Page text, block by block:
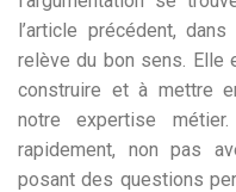
l’article précédent,
relève du bon sens. Elle
construire et à mettre
notre expertise
rapidement, non pas
posant des questions